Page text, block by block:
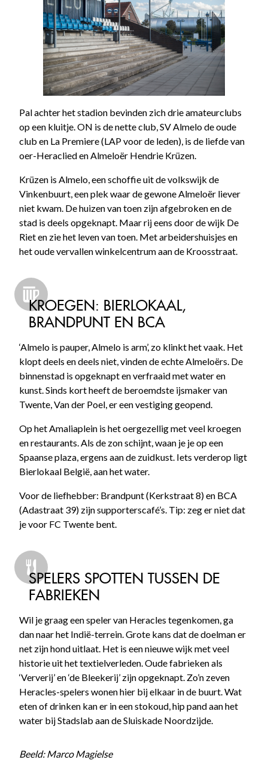
Pal achter het stadion bevinden zich drie amateurclubs
op een kluitje. ON is de nette club, SV Almelo de oude
club en La Premiere (LAP voor de leden), is de liefde van
oer-Heraclied en Almeloër Hendrie Krüzen.
Krüzen is Almelo, een schoffie uit de volkswijk de
Vinkenbuurt, een plek waar de gewone Almeloër liever
niet kwam. De huizen van toen zijn afgebroken en de
stad is deels opgeknapt. Maar rij eens door de wijk De
Riet en zie het leven van toen. Met arbeidershuisjes en
het oude vervallen winkelcentrum aan de Kroosstraat.
KROEGEN: BIERLOKAAL,
BRANDPUNT EN BCA
‘Almelo is pauper, Almelo is arm’, zo klinkt het vaak. Het
klopt deels en deels niet, vinden de echte Almeloërs. De
binnenstad is opgeknapt en verfraaid met water en
kunst. Sinds kort heeft de beroemdste ijsmaker van
Twente, Van der Poel, er een vestiging geopend.
Op het Amaliaplein is het oergezellig met veel kroegen
en restaurants. Als de zon schijnt, waan je je op een
Spaanse plaza, ergens aan de zuidkust. Iets verderop ligt
Bierlokaal België, aan het water.
Voor de liefhebber: Brandpunt (Kerkstraat 8) en BCA
(Adastraat 39) zijn supporterscafé’s. Tip: zeg er niet dat
je voor FC Twente bent.
SPELERS SPOTTEN TUSSEN DE
FABRIEKEN
Wil je graag een speler van Heracles tegenkomen, ga
dan naar het Indië-terrein. Grote kans dat de doelman er
net zijn hond uitlaat. Het is een nieuwe wijk met veel
historie uit het textielverleden. Oude fabrieken als
‘Ververij’ en ‘de Bleekerij’ zijn opgeknapt. Zo’n zeven
Heracles-spelers wonen hier bij elkaar in de buurt. Wat
eten of drinken kan er in een stokoud, hip pand aan het
water bij Stadslab aan de Sluiskade Noordzijde.
Beeld: Marco Magielse